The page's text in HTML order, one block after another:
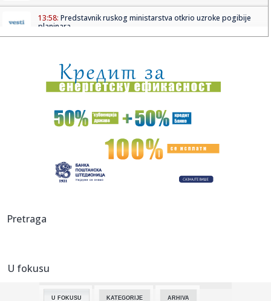
13:58: Predstavnik ruskog ministarstva otkrio uzroke pogibije
planinara ...
13:58:Generacija Z mijenja pravila ljetnih izlazaka
13:58:Ovo je fatalna bivša misica zbog koje su zaratili Elez i
Ždrale...
Udes predsjednice Slovenije pokrenuo istragu: Ko je
13:58:Bruklin Bekam želi da zaboravi vjenčanje, poznato zašto
13:56:
Pretraga
U fokusu
U FOKUSU KATEGORIJE ARHIVA